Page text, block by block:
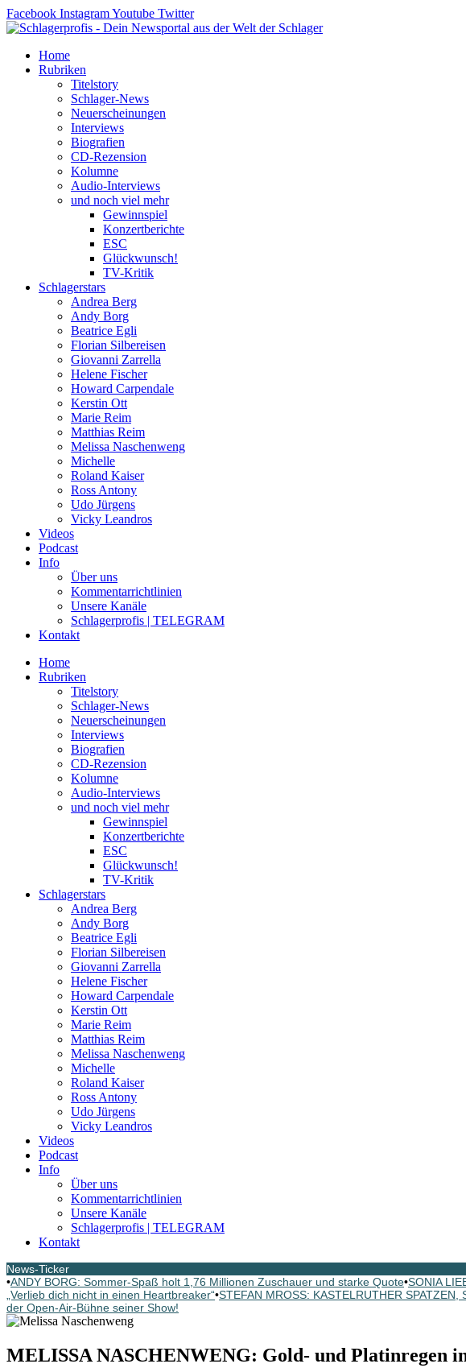
Zum
Inhalt
Facebook InstagramYoutube Twitter
Home
Rubriken
Titelstory
Schlager-News
Neuerscheinungen
Interviews
Biografien
CD-Rezension
Kolumne
Audio-Interviews
und noch viel mehr
Gewinnspiel
Konzertberichte
ESC
Glückwunsch!
TV-Kritik
Schlagerstars
Andrea Berg
Andy Borg
Beatrice Egli
Florian Silbereisen
Giovanni Zarrella
Helene Fischer
Howard Carpendale
Kerstin Ott
Marie Reim
Matthias Reim
Melissa Naschenweng
Michelle
Roland Kaiser
Ross Antony
Udo Jürgens
Vicky Leandros
Videos
Podcast
Info
Über uns
Kommentarrichtlinien
Unsere Kanäle
Schlagerprofis | TELEGRAM
Kontakt
Home
Rubriken
Titelstory
Schlager-News
Neuerscheinungen
Interviews
Biografien
CD-Rezension
Kolumne
Audio-Interviews
und noch viel mehr
Gewinnspiel
Konzertberichte
ESC
Glückwunsch!
TV-Kritik
Schlagerstars
Andrea Berg
Andy Borg
Beatrice Egli
Florian Silbereisen
Giovanni Zarrella
Helene Fischer
Howard Carpendale
Kerstin Ott
Marie Reim
Matthias Reim
Melissa Naschenweng
Michelle
Roland Kaiser
Ross Antony
Udo Jürgens
Vicky Leandros
Videos
Podcast
Info
Über uns
Kommentarrichtlinien
Unsere Kanäle
Schlagerprofis | TELEGRAM
Kontakt
News-Ticker
•ANDY BORG: Sommer-Spaß holt 1,76 Millionen Zuschauer und starke Quote•SONIA
„Verlieb dich nicht in einen Heartbreaker“•STEFAN MROSS: KASTELRUTHER
der Open-Air-Bühne seiner Show!
MELISSA NASCHENWENG: Gold- und Platinregen